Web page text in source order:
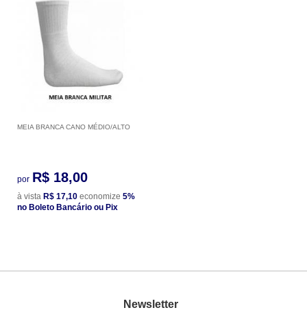
MEIA BRANCA CANO MÉDIO/ALTO
por R$ 18,00
à vista R$ 17,10 economize 5%
no Boleto Bancário ou Pix
Newsletter